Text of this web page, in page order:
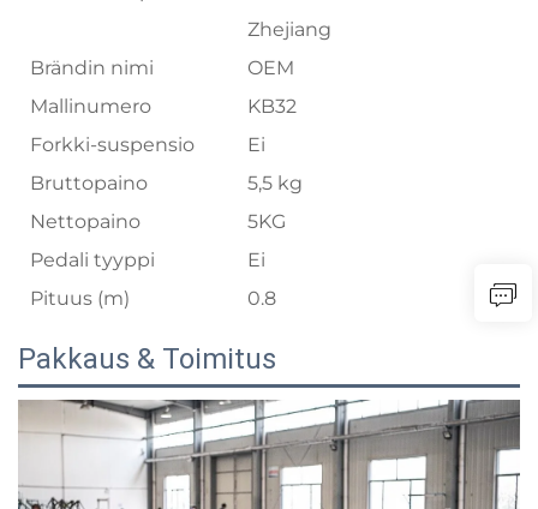
Zhejiang
Brändin nimi
OEM
Mallinumero
KB32
Forkki-suspensio
Ei
Bruttopaino
5,5 kg
Nettopaino
5KG
Pedali tyyppi
Ei
Pituus (m)
0.8
Pakkaus & Toimitus